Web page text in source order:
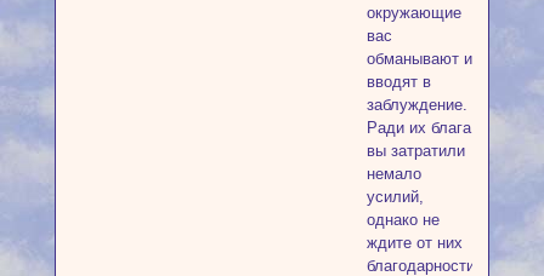
окружающие
вас
обманывают и
вводят в
заблуждение.
Ради их блага
вы затратили
немало
усилий,
однако не
ждите от них
благодарности.